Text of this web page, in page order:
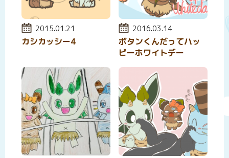
投稿日:
2015.01.21
カシカッシー4
投稿日:
2016.03.14
ボタンくんだってハッ
ピーホワイトデー